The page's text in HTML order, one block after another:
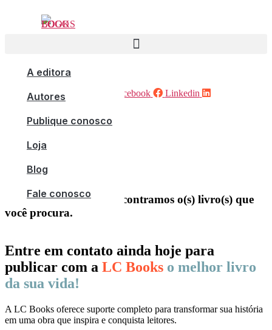
A editora
Autores
Publique conosco
Loja
Blog
Fale conosco
Instagram Facebook
Linkedin
Ops! Parece que não encontramos o(s) livro(s) que
você procura.
Entre em contato ainda hoje para
publicar com a LC Books o melhor livro
da sua vida!
A LC Books oferece suporte completo para transformar sua história
em uma obra que inspira e conquista leitores.